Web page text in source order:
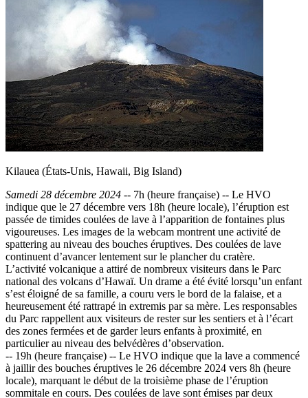
Kilauea (États-Unis, Hawaii, Big Island)
Samedi 28 décembre 2024 -- 7h (heure française) -- Le HVO
indique que le 27 décembre vers 18h (heure locale), l’éruption est
passée de timides coulées de lave à l’apparition de fontaines plus
vigoureuses. Les images de la webcam montrent une activité de
spattering au niveau des bouches éruptives. Des coulées de lave
continuent d’avancer lentement sur le plancher du cratère.
L’activité volcanique a attiré de nombreux visiteurs dans le Parc
national des volcans d’Hawaï. Un drame a été évité lorsqu’un enfant
s’est éloigné de sa famille, a couru vers le bord de la falaise, et a
heureusement été rattrapé in extremis par sa mère. Les responsables
du Parc rappellent aux visiteurs de rester sur les sentiers et à l’écart
des zones fermées et de garder leurs enfants à proximité, en
particulier au niveau des belvédères d’observation.
-- 19h (heure française) -- Le HVO indique que la lave a commencé
à jaillir des bouches éruptives le 26 décembre 2024 vers 8h (heure
locale), marquant le début de la troisième phase de l’éruption
sommitale en cours. Des coulées de lave sont émises par deux